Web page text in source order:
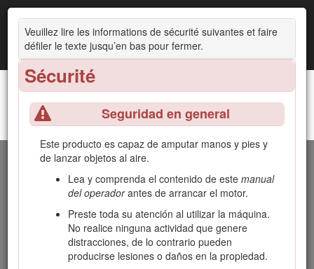
Veuillez lire les informations de sécurité suivantes et faire
défiler le texte jusqu’en bas pour fermer.
Sécurité
Seguridad en general
Este producto es capaz de amputar manos y pies y
de lanzar objetos al aire.
Lea y comprenda el contenido de este manual
del operadorantes de arrancar el motor.
Preste toda su atención al utilizar la máquina.
No realice ninguna actividad que genere
distracciones, de lo contrario pueden
producirse lesiones o daños en la propiedad.
Unidad de tracción Greensmaster® 3300 TriFlex®
Introduction
Esta máquina es una segadora de green de asiento,
equipada con cuchillas de molinete, diseñada para ser
usada por operadores profesionales contratados en
para cortar hierba en césped bien mantenido. El uso de este
producto para otros propósitos que los previstos podría ser
peligroso para usted y para otras personas.